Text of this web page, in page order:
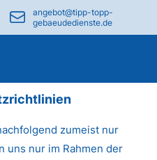
angebot@tipp-topp-
gebaeudedienste.de
zumeist nur
uns nur im Rahmen der